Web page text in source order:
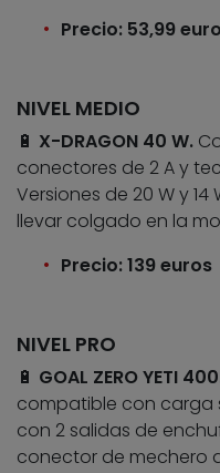
Precio: 53,99
NIVEL MEDIO
🔋 X-DRAGON 40 W.
conectores de 2 A y
Versiones de 20 W y
llevar colgado en la
Precio: 139 euros
NIVEL PRO
🔋 GOAL ZERO YETI
compatible con carga
con 2 salidas de
conector de mechero